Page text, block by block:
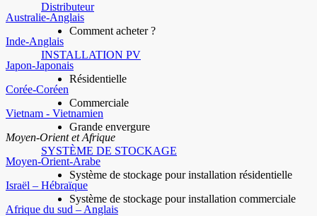
Australie-Anglais
Inde-Anglais
Japon-Japonais
Corée-Coréen
Vietnam - Vietnamien
Moyen-Orient et Afrique
Moyen-Orient-Arabe
Israël – Hébraïque
Afrique du sud – Anglais
Distributeur
Comment acheter ?
INSTALLATION PV
Résidentielle
Commerciale
Grande envergure
SYSTÈME DE STOCKAGE
Système de stockage pour installation résidentielle
Système de stockage pour installation commerciale